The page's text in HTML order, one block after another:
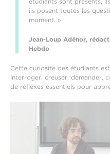
ils posent toutes les
moment. »
Jean-Loup Adénor,
Hebdo
Cette curiosité des étudiants
Interroger, creuser, demander,
de réflexes essentiels pour